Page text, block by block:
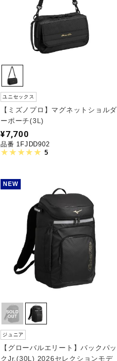
ユニセックス
【ミズノプロ】マグネットショルダ
ーポーチ(3L)
¥7,700
品番 1FJDD902
5
NEW
ジュニア
【グローバルエリート】バックパッ
クJr.(30L) 2026セレクションモデ